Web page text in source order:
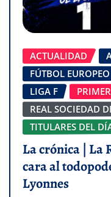
ACTUALIDAD
FÚTBOL EUROPEO
LIGA F
REAL SOCIEDAD
TITULARES DEL
La crónica | La
cara al
Lyonnes